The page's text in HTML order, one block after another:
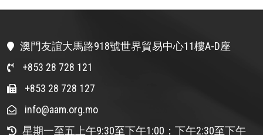
澳門友誼大馬路918號世界貿易中心11樓A-D座
+853 28 728 121
+853 28 728 127
info@aam.org.mo
星期一至五上午9:30至下午1:00；下午2:30至下午